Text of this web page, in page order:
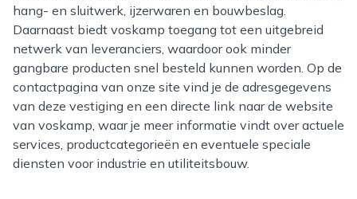
hang- en sluitwerk, ijzerwaren en bouwbeslag.
Daarnaast biedt voskamp toegang tot een uitgebreid
netwerk van leveranciers, waardoor ook minder
gangbare producten snel besteld kunnen worden. Op de
contactpagina van onze site vind je de adresgegevens
van deze vestiging en een directe link naar de website
van voskamp, waar je meer informatie vindt over actuele
services, productcategorieën en eventuele speciale
diensten voor industrie en utiliteitsbouw.